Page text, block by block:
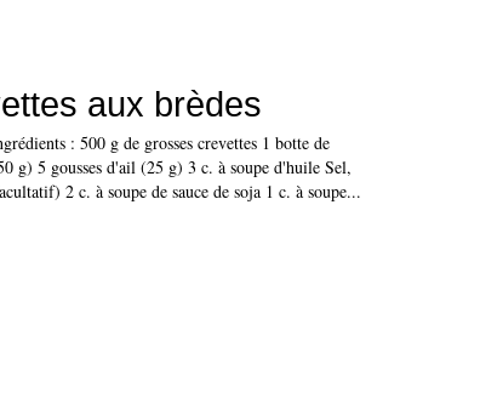
aux brèdes
: 500 g de grosses crevettes 1 botte de
g) 5 gousses d'ail (25 g) 3 c. à soupe d'huile Sel,
2 c. à soupe de sauce de soja 1 c. à soupe...